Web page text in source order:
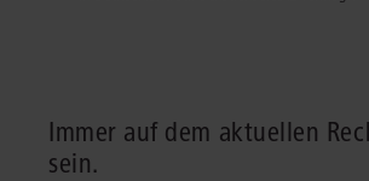
Immer auf dem aktuellen
sein.